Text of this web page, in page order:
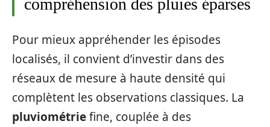
compréhension des pluies éparses
Pour mieux appréhender les épisodes
localisés, il convient d’investir dans des
réseaux de mesure à haute densité qui
complètent les observations classiques. La
pluviométriefine, couplée à des